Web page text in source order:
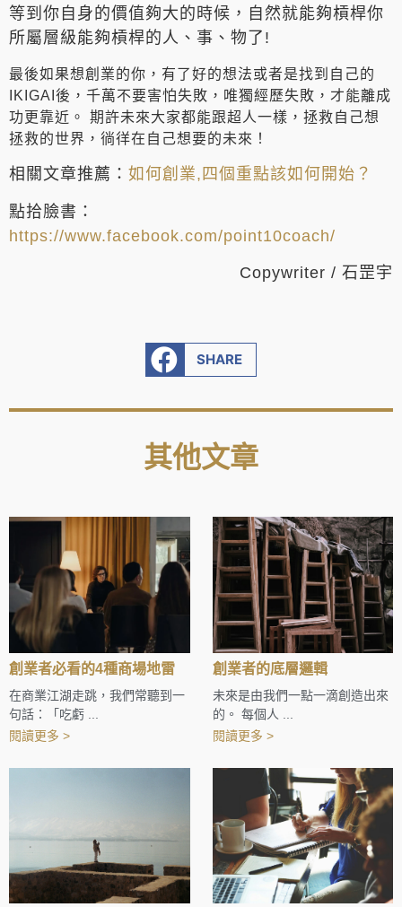
等到你自身的價值夠大的時候，自然就能夠槓桿你
所屬層級能夠槓桿的人、事、物了!
最後如果想創業的你，有了好的想法或者是找到自己的
IKIGAI後，千萬不要害怕失敗，唯獨經歷失敗，才能離成
功更靠近。 期許未來大家都能跟超人一樣，拯救自己想
拯救的世界，徜徉在自己想要的未來！
相關文章推薦： 如何創業,四個重點該如何開始？
點拾臉書：
https://www.facebook.com/point10coach/
Copywriter / 石罡宇
SHARE
其他文章
創業者必看的4種商場地雷
在商業江湖走跳，我們常聽到一
句話：「吃虧 ...
閱讀更多 >
創業者的底層邏輯
未來是由我們一點一滴創造出來
的。 每個人 ...
閱讀更多 >